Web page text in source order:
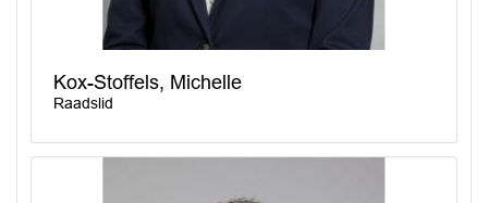
Kox-Stoffels, Michelle
Raadslid